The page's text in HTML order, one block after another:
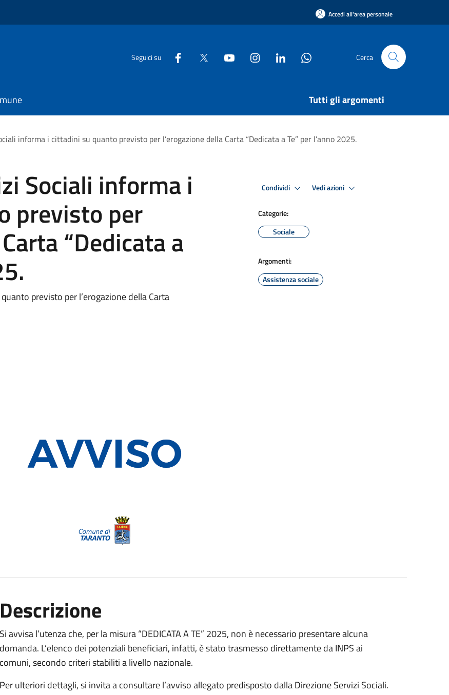
Accedi all'area personale
Seguici su Cerca
Tutti gli argomenti
informa i cittadini su quanto previsto per l’erogazione della Carta “Dedicata a Te” per l’anno 2025.
Sociali informa i
previsto per
“Dedicata a
previsto per l’erogazione della Carta
Condividi Vedi azioni
Categorie:
Sociale
Argomenti:
Assistenza sociale
Descrizione
Si avvisa l’utenza che, per la misura “DEDICATA A TE” 2025, non è necessario presentare alcuna
domanda. L’elenco dei potenziali beneficiari, infatti, è stato trasmesso direttamente da INPS ai
comuni, secondo criteri stabiliti a livello nazionale.
Per ulteriori dettagli, si invita a consultare l’avviso allegato predisposto dalla Direzione Servizi Sociali.